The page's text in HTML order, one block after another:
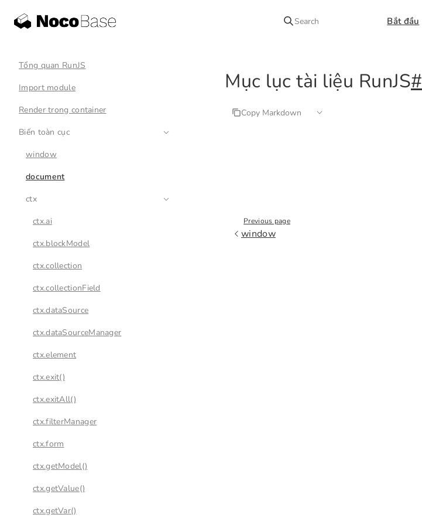
Search Bắt đầu
Tổng quan RunJS
Import module
Render trong container
Biến toàn cục
window
document
ctx
ctx.ai
ctx.blockModel
ctx.collection
ctx.collectionField
ctx.dataSource
ctx.dataSourceManager
ctx.element
ctx.exit()
ctx.exitAll()
ctx.filterManager
ctx.form
ctx.getModel()
ctx.getValue()
ctx.getVar()
Mục lục tài liệu RunJS#
Copy Markdown
Previous page
window